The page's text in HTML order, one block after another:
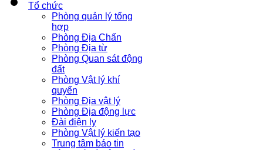
Tổ chức
Phòng quản lý tổng
hợp
Phòng Địa Chấn
Phòng Địa từ
Phòng Quan sát động
đất
Phòng Vật lý khí
quyển
Phòng Địa vật lý
Phòng Địa động lực
Đài điện ly
Phòng Vật lý kiến tạo
Trung tâm báo tin